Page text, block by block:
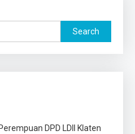
Search
DPD LDII Klaten